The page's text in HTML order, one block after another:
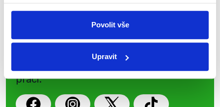
Povolit vše
Upravit
Sociální sítě
příspěvků přátelům podpoříte naši
práci.